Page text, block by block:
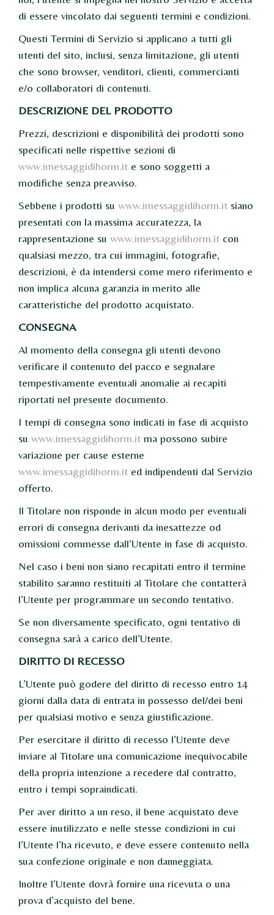
di essere vincolato dai seguenti termini e condizioni.
Questi Termini di Servizio si applicano a tutti gli
utenti del sito, inclusi, senza limitazione, gli utenti
che sono browser, venditori, clienti, commercianti
e/o collaboratori di contenuti.
DESCRIZIONE DEL PRODOTTO
Prezzi, descrizioni e disponibilità dei prodotti sono
specificati nelle rispettive sezioni di
www.imessaggidihorm.it e sono soggetti a
modifiche senza preavviso.
Sebbene i prodotti su www.imessaggidihorm.it siano
presentati con la massima accuratezza, la
rappresentazione su www.imessaggidihorm.it con
qualsiasi mezzo, tra cui immagini, fotografie,
descrizioni, è da intendersi come mero riferimento e
non implica alcuna garanzia in merito alle
caratteristiche del prodotto acquistato.
CONSEGNA
Al momento della consegna gli utenti devono
verificare il contenuto del pacco e segnalare
tempestivamente eventuali anomalie ai recapiti
riportati nel presente documento.
I tempi di consegna sono indicati in fase di acquisto
su www.imessaggidihorm.it ma possono subire
variazione per cause esterne
www.imessaggidihorm.it ed indipendenti dal Servizio
offerto.
Il Titolare non risponde in alcun modo per eventuali
errori di consegna derivanti da inesattezze od
omissioni commesse dall’Utente in fase di acquisto.
Nel caso i beni non siano recapitati entro il termine
stabilito saranno restituiti al Titolare che contatterà
l’Utente per programmare un secondo tentativo.
Se non diversamente specificato, ogni tentativo di
consegna sarà a carico dell’Utente.
DIRITTO DI RECESSO
L’Utente può godere del diritto di recesso entro 14
giorni dalla data di entrata in possesso del/dei beni
per qualsiasi motivo e senza giustificazione.
Per esercitare il diritto di recesso l’Utente deve
inviare al Titolare una comunicazione inequivocabile
della propria intenzione a recedere dal contratto,
entro i tempi sopraindicati.
Per aver diritto a un reso, il bene acquistato deve
essere inutilizzato e nelle stesse condizioni in cui
l’Utente l’ha ricevuto, e deve essere contenuto nella
sua confezione originale e non danneggiata.
Inoltre l’Utente dovrà fornire una ricevuta o una
prova d’acquisto del bene.